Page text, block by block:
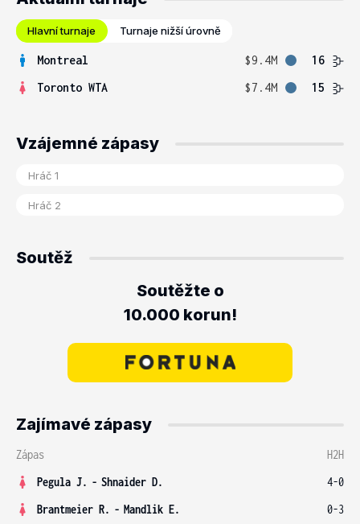
Hlavní turnaje Turnaje nižší úrovně
Montreal $9.4M
16
Toronto WTA
$7.4M 15
Vzájemné zápasy
Soutěž
Soutěžte o
10.000 korun!
Zajímavé zápasy
Zápas
H2H
Pegula J. - Shnaider D.
4-0
Brantmeier R. - Mandlik E.
0-3